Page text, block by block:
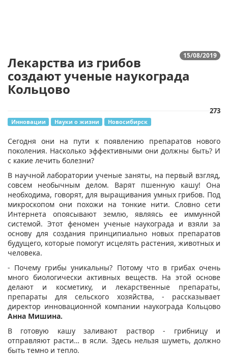
15/08/2019
Лекарства из грибов
создают ученые наукограда
Кольцово
273
Инновации Науки о жизни Новосибирск
​Сегодня они на пути к появлению препаратов нового
поколения. Насколько эффективными они должны быть? И
с какие лечить болезни?
В научной лаборатории ученые заняты, на первый взгляд,
совсем необычным делом. Варят пшенную кашу! Она
необходима, говорят, для выращивания умных грибов. Под
микроскопом они похожи на тонкие нити. Словно сети
Интернета опоясывают землю, являясь ее иммунной
системой. Этот феномен ученые наукограда и взяли за
основу для создания принципиально новых препаратов
будущего, которые помогут исцелять растения, животных и
человека.
- Почему грибы уникальны? Потому что в грибах очень
много биологически активных веществ. На этой основе
делают и косметику, и лекарственные препараты,
препараты для сельского хозяйства, - рассказывает
директор инновационной компании наукограда Кольцово
Анна Мишина.
В готовую кашу заливают раствор - грибницу и
отправляют расти… в ясли. Здесь нельзя шуметь, должно
быть темно и тепло.